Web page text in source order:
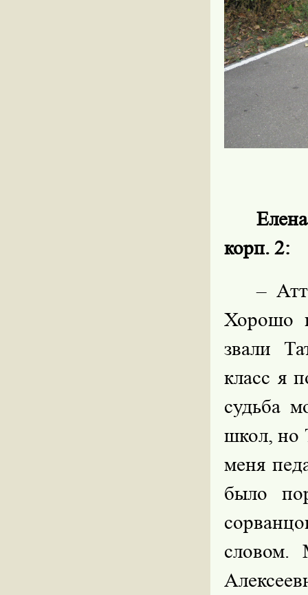
корп. 2:
–
Хорошо
звали
класс я
судьба
школ, но
меня
было
словом.